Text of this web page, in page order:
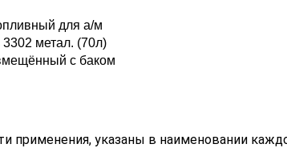
для а/м
3302 метал. (70л)
с баком
применения, указаны в наименовании